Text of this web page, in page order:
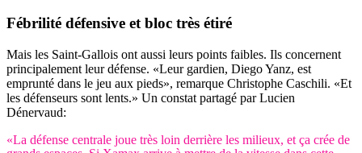
Fébrilité défensive et bloc très étiré
Mais les Saint-Gallois ont aussi leurs points faibles. Ils concernent
principalement leur défense. «Leur gardien, Diego Yanz, est
emprunté dans le jeu aux pieds», remarque Christophe Caschili. «Et
les défenseurs sont lents.» Un constat partagé par Lucien
Dénervaud:
«La défense centrale joue très loin derrière les milieux, et ça crée de